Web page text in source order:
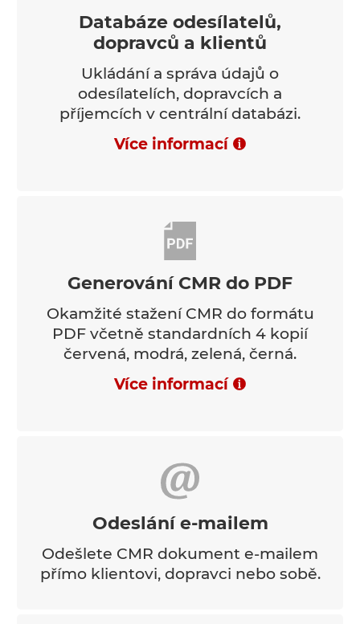
Databáze odesílatelů,
dopravců a klientů
Ukládání a správa údajů o
odesílatelích, dopravcích a
příjemcích v centrální databázi.
Více informací
Generování CMR do PDF
Okamžité stažení CMR do formátu
PDF včetně standardních 4 kopií
červená, modrá, zelená, černá.
Více informací
Odeslání e-mailem
Odešlete CMR dokument e-mailem
přímo klientovi, dopravci nebo sobě.